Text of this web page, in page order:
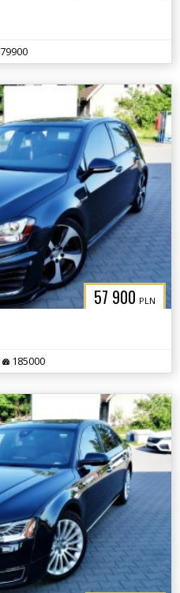
79900
57 900 PLN
185000